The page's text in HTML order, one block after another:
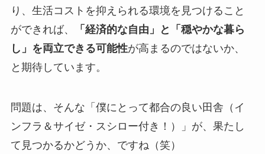
り、生活コストを抑えられる環境を見つけること
ができれば、
「経済的な自由」と「穏やかな暮ら
し」を両立できる可能性が高まるのではないか、
と期待しています。
問題は、そんな「僕にとって都合の良い田舎（イ
ンフラ＆サイゼ・スシロー付き！）」が、果たし
て見つかるかどうか、ですね（笑）